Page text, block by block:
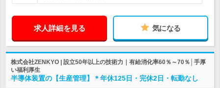
求人詳細を見る 気になる
株式会社ZENKYO | 設立50年以上の技術力｜有給消化率60％～70％│手厚
い福利厚生
半導体装置の【生産管理】＊年休125日・完休2日・転勤なし